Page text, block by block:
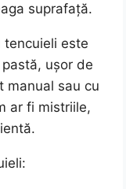
suprafață.
tencuieli este
ușor de
manual sau cu
ar fi mistriile,